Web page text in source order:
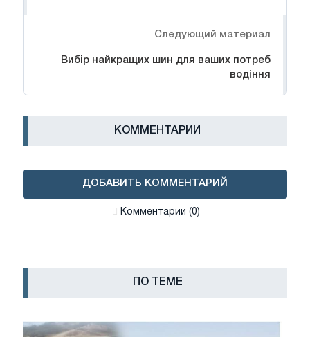
Следующий материал
Вибір найкращих шин для ваших потреб
водіння
КОММЕНТАРИИ
ДОБАВИТЬ КОММЕНТАРИЙ
Комментарии (0)
ПО ТЕМЕ